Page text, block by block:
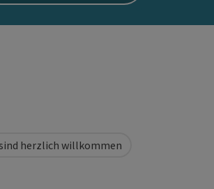
herzlich willkommen